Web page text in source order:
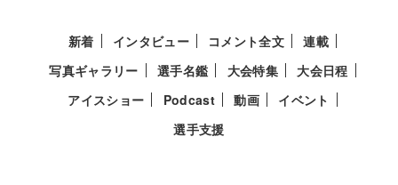
新着 インタビュー コメント全文
連載
写真ギャラリー
選手名鑑 大会特集
大会日程
アイスショー
Podcast 動画
イベント
選手支援